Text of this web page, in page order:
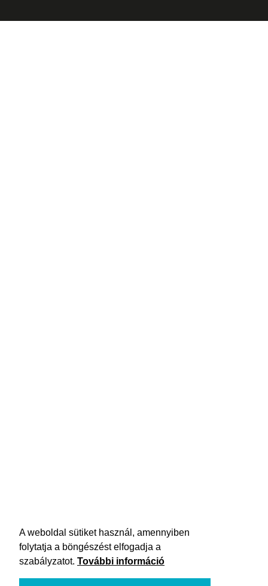
A weboldal sütiket használ, amennyiben
folytatja a böngészést elfogadja a
szabályzatot. További információ